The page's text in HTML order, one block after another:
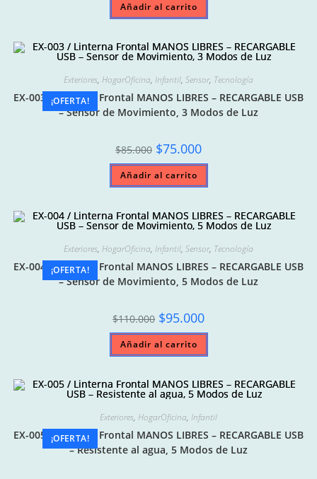
$85.000.
Añadir al carrito
¡OFERTA!
Exteriores, HogarOficina, Infantil, Sensor, Tecnología
EX-003 / Linterna Frontal MANOS LIBRES – RECARGABLE USB
– Sensor de Movimiento, 3 Modos de Luz
$85.000 Original
price
was:
$85.000.
$75.000Current
is:
Añadir al carrito
¡OFERTA!
Exteriores, HogarOficina, Infantil, Sensor, Tecnología
EX-004 / Linterna Frontal MANOS LIBRES – RECARGABLE USB
– Sensor de Movimiento, 5 Modos de Luz
$110.000 Original
price
was:
$110.000.
$95.000Current
is:
Añadir al carrito
¡OFERTA!
Exteriores, HogarOficina, Infantil
EX-005 / Linterna Frontal MANOS LIBRES – RECARGABLE USB
– Resistente al agua, 5 Modos de Luz